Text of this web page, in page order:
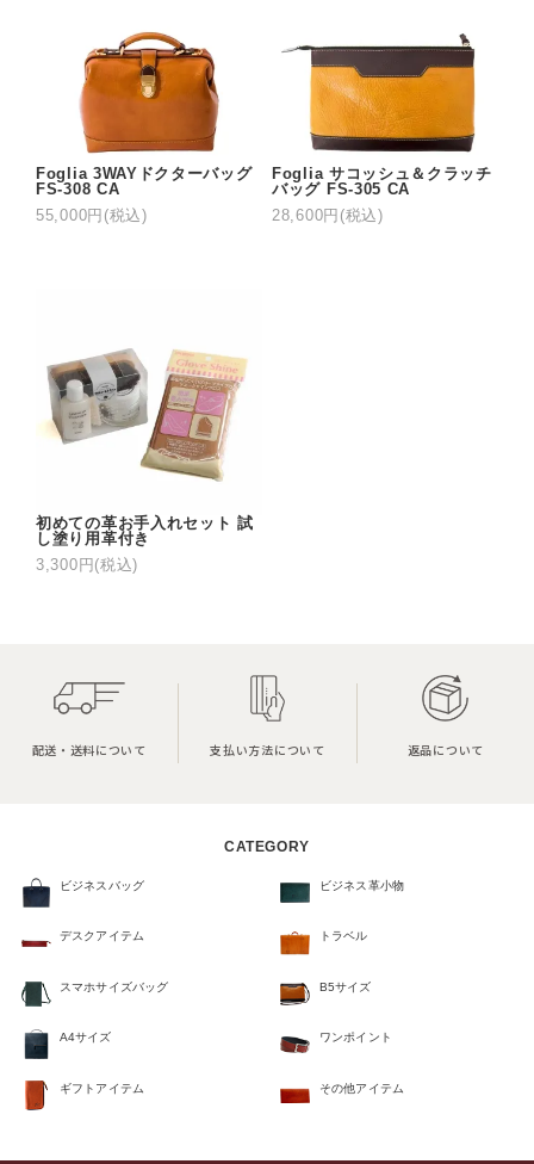
Foglia 3WAYドクターバッグ
FS-308 CA
55,000円(税込)
Foglia サコッシュ＆クラッチ
バッグ FS-305 CA
28,600円(税込)
初めての革お手入れセット 試
し塗り用革付き
3,300円(税込)
配送・送料について 支払い方法について 返品について
CATEGORY
ビジネスバッグ ビジネス革小物
デスクアイテム トラベル
スマホサイズバッグ B5サイズ
A4サイズ ワンポイント
ギフトアイテム その他アイテム